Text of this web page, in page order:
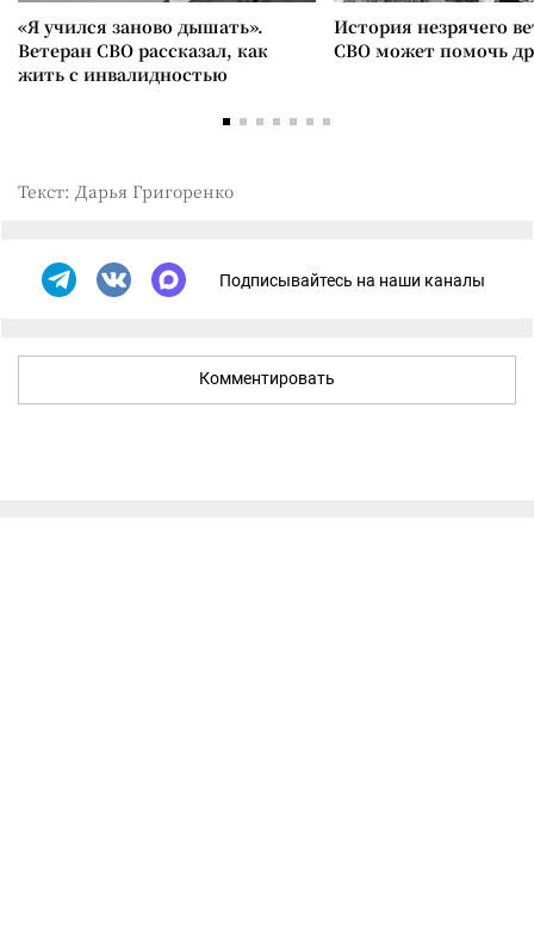
«Я учился заново дышать».
Ветеран СВО рассказал, как
жить с инвалидностью
История незрячего
СВО может помочь
Текст: Дарья Григоренко
Подписывайтесь на наши каналы
Комментировать